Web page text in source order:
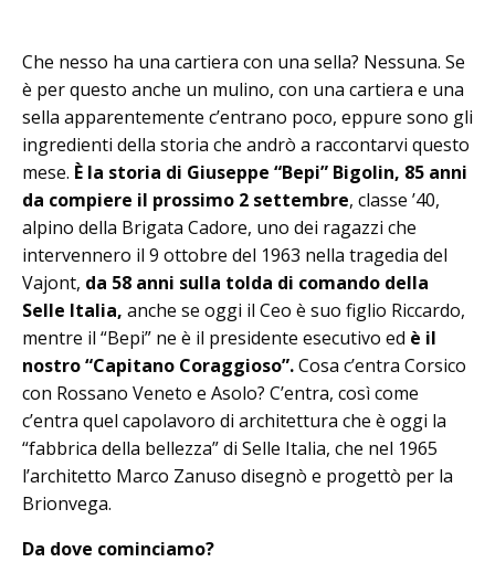
Che nesso ha una cartiera con una sella? Nessuna. Se
è per questo anche un mulino, con una cartiera e una
sella apparentemente c’entrano poco, eppure sono gli
ingredienti della storia che andrò a raccontarvi questo
mese. È la storia di Giuseppe “Bepi” Bigolin, 85 anni
da compiere il prossimo 2 settembre, classe ’40,
alpino della Brigata Cadore, uno dei ragazzi che
intervennero il 9 ottobre del 1963 nella tragedia del
Vajont, da 58 anni sulla tolda di comando della
Selle Italia, anche se oggi il Ceo è suo figlio Riccardo,
mentre il “Bepi” ne è il presidente esecutivo ed è il
nostro “Capitano Coraggioso”.Cosa c’entra Corsico
con Rossano Veneto e Asolo? C’entra, così come
c’entra quel capolavoro di architettura che è oggi la
“fabbrica della bellezza” di Selle Italia, che nel 1965
l’architetto Marco Zanuso di­segnò e progettò per la
Brionvega.
Da dove cominciamo?